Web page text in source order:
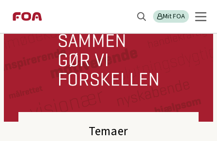
til
hovedindhold
til
hovedmenu
Søg Mit FOA
Temaer